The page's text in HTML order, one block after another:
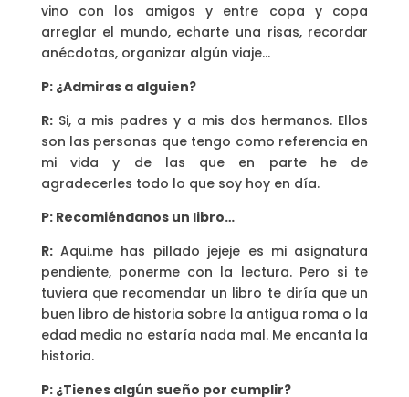
vino con los amigos y entre copa y copa
arreglar el mundo, echarte una risas, recordar
anécdotas, organizar algún viaje…
P: ¿Admiras a alguien?
R:Si, a mis padres y a mis dos hermanos. Ellos
son las personas que tengo como referencia en
mi vida y de las que en parte he de
agradecerles todo lo que soy hoy en día.
P: Recomiéndanos un libro…
R:Aqui.me has pillado jejeje es mi asignatura
pendiente, ponerme con la lectura. Pero si te
tuviera que recomendar un libro te diría que un
buen libro de historia sobre la antigua roma o la
edad media no estaría nada mal. Me encanta la
historia.
P: ¿Tienes algún sueño por cumplir?